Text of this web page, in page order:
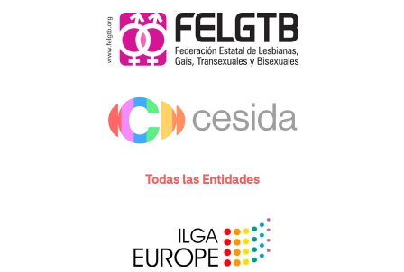
Todas las Entidades